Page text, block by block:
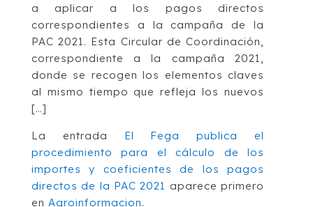
a aplicar a los pagos directos
correspondientes a la campaña de la
PAC 2021. Esta Circular de Coordinación,
correspondiente a la campaña 2021,
donde se recogen los elementos claves
al mismo tiempo que refleja los nuevos
[…]
La entrada El Fega publica el
procedimiento para el cálculo de los
importes y coeficientes de los pagos
directos de la PAC 2021 aparece primero
en Agroinformacion.